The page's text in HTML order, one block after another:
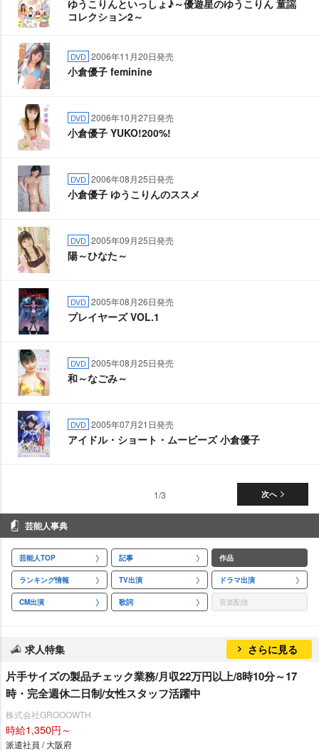
ゆうこりんといっしょ♪～優遊星のゆうこりん 童謡
コレクション2～
DVD 2006年11月20日発売
小倉優子 feminine
DVD 2006年10月27日発売
小倉優子 YUKO!200%!
DVD 2006年08月25日発売
小倉優子 ゆうこりんのススメ
DVD 2005年09月25日発売
陽～ひなた～
DVD 2005年08月26日発売
プレイヤーズ VOL.1
DVD 2005年08月25日発売
和～なごみ～
DVD 2005年07月21日発売
アイドル・ショート・ムービーズ 小倉優子
次へ
1/3
芸能人事典
芸能人TOP 記事 作品
ランキング情報 TV出演 ドラマ出演
CM出演 歌詞 音楽配信
求人特集 さらに見る
片手サイズの製品チェック業務/月収22万円以上/8時10分～17
時・完全週休二日制/女性スタッフ活躍中
株式会社GROOOWTH
時給1,350円～
派遣社員 / 大阪府